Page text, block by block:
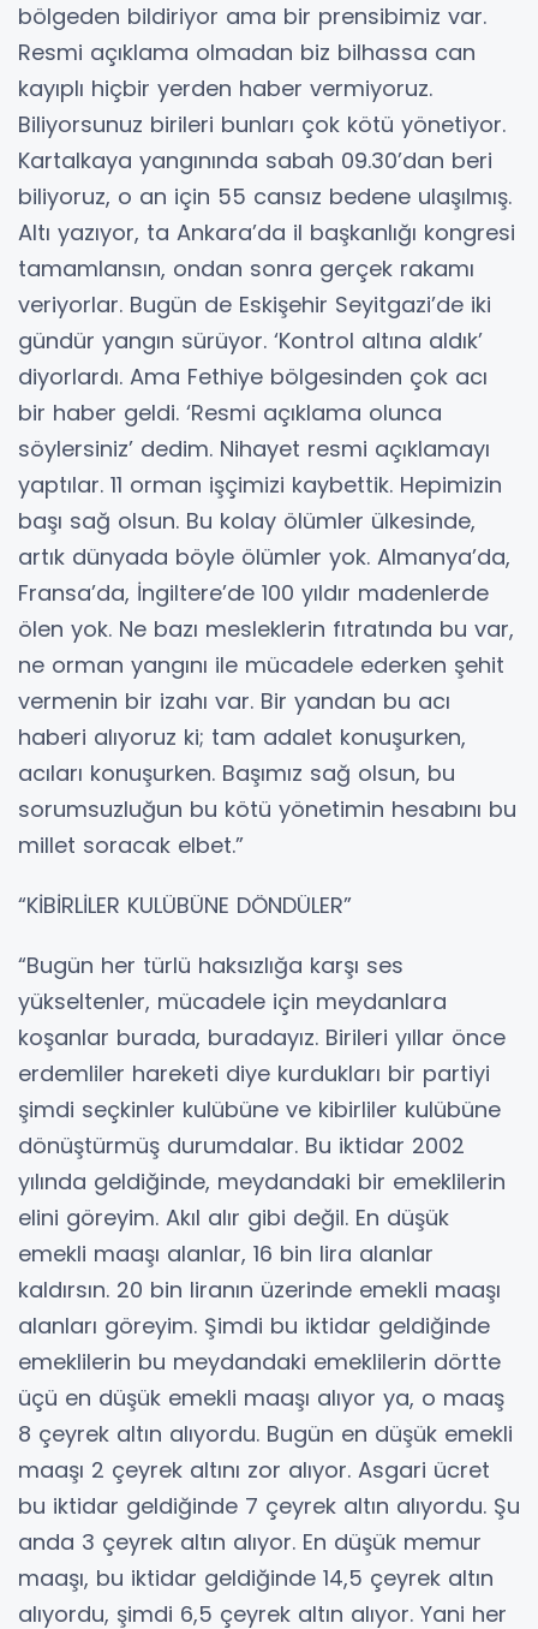
bölgeden bildiriyor ama bir prensibimiz var.
Resmi açıklama olmadan biz bilhassa can
kayıplı hiçbir yerden haber vermiyoruz.
Biliyorsunuz birileri bunları çok kötü yönetiyor.
Kartalkaya yangınında sabah 09.30’dan beri
biliyoruz, o an için 55 cansız bedene ulaşılmış.
Altı yazıyor, ta Ankara’da il başkanlığı kongresi
tamamlansın, ondan sonra gerçek rakamı
veriyorlar. Bugün de Eskişehir Seyitgazi’de iki
gündür yangın sürüyor. ‘Kontrol altına aldık’
diyorlardı. Ama Fethiye bölgesinden çok acı
bir haber geldi. ‘Resmi açıklama olunca
söylersiniz’ dedim. Nihayet resmi açıklamayı
yaptılar. 11 orman işçimizi kaybettik. Hepimizin
başı sağ olsun. Bu kolay ölümler ülkesinde,
artık dünyada böyle ölümler yok. Almanya’da,
Fransa’da, İngiltere’de 100 yıldır madenlerde
ölen yok. Ne bazı mesleklerin fıtratında bu var,
ne orman yangını ile mücadele ederken şehit
vermenin bir izahı var. Bir yandan bu acı
haberi alıyoruz ki; tam adalet konuşurken,
acıları konuşurken. Başımız sağ olsun, bu
sorumsuzluğun bu kötü yönetimin hesabını bu
millet soracak elbet.”
“KİBİRLİLER KULÜBÜNE DÖNDÜLER”
“Bugün her türlü haksızlığa karşı ses
yükseltenler, mücadele için meydanlara
koşanlar burada, buradayız. Birileri yıllar önce
erdemliler hareketi diye kurdukları bir partiyi
şimdi seçkinler kulübüne ve kibirliler kulübüne
dönüştürmüş durumdalar. Bu iktidar 2002
yılında geldiğinde, meydandaki bir emeklilerin
elini göreyim. Akıl alır gibi değil. En düşük
emekli maaşı alanlar, 16 bin lira alanlar
kaldırsın. 20 bin liranın üzerinde emekli maaşı
alanları göreyim. Şimdi bu iktidar geldiğinde
emeklilerin bu meydandaki emeklilerin dörtte
üçü en düşük emekli maaşı alıyor ya, o maaş
8 çeyrek altın alıyordu. Bugün en düşük emekli
maaşı 2 çeyrek altını zor alıyor. Asgari ücret
bu iktidar geldiğinde 7 çeyrek altın alıyordu. Şu
anda 3 çeyrek altın alıyor. En düşük memur
maaşı, bu iktidar geldiğinde 14,5 çeyrek altın
alıyordu, şimdi 6,5 çeyrek altın alıyor. Yani her